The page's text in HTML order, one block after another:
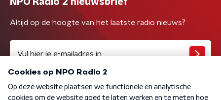
NPO Radio 2 nieuwsbrief
Altijd op de hoogte van het laatste radio nieuws?